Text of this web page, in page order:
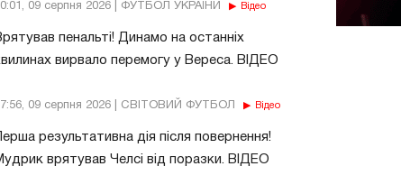
09 серпня 2026 | ФУТБОЛ УКРАЇНИ Відео
пенальті! Динамо на останніх
вирвало перемогу у Вереса. ВІДЕО
09 серпня 2026 | СВІТОВИЙ ФУТБОЛ Відео
Перша результативна дія після повернення!
врятував Челсі від поразки. ВІДЕО